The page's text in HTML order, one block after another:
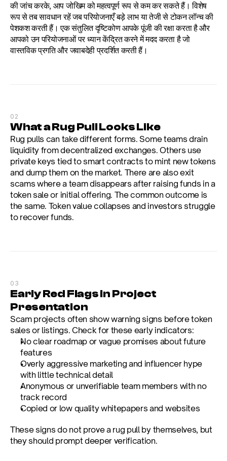
की जांच करके, आप जोखिम को महत्वपूर्ण रूप से कम कर सकते हैं। विशेष
रूप से तब सावधान रहें जब परियोजनाएँ बड़े लाभ या तेजी से टोकन लॉन्च की
पेशकश करती हैं। एक संतुलित दृष्टिकोण आपके पूंजी की रक्षा करता है और
आपको उन परियोजनाओं पर ध्यान केंद्रित करने में मदद करता है जो
वास्तविक प्रगति और जवाबदेही प्रदर्शित करती हैं।
02
What a Rug Pull Looks Like
Rug pulls can take different forms. Some teams drain
liquidity from decentralized exchanges. Others use
private keys tied to smart contracts to mint new tokens
and dump them on the market. There are also exit
scams where a team disappears after raising funds in a
token sale or initial offering. The common outcome is
the same. Token value collapses and investors struggle
to recover funds.
03
Early Red Flags in Project
Presentation
Scam projects often show warning signs before token
sales or listings. Check for these early indicators:
No clear roadmap or vague promises about future
features
Overly aggressive marketing and influencer hype
with little technical detail
Anonymous or unverifiable team members with no
track record
Copied or low quality whitepapers and websites
These signs do not prove a rug pull by themselves, but
they should prompt deeper verification.